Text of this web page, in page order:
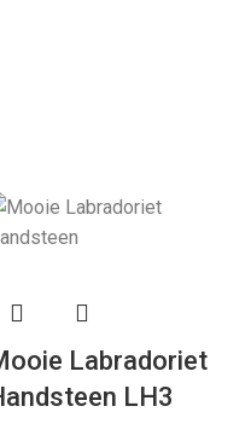
Labradoriet
LH3